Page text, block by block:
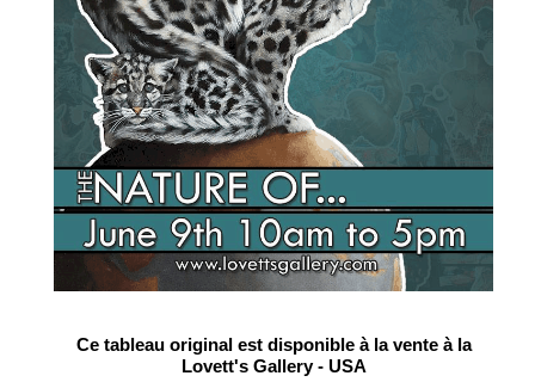
Ce tableau original est disponible à la vente à la
Lovett's Gallery - USA